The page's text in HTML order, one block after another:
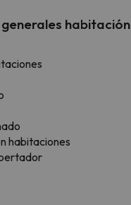
habitación
habitaciones